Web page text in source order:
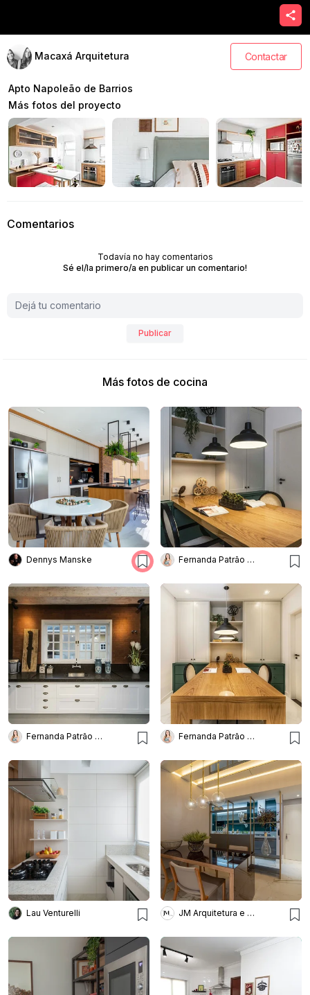
Macaxá Arquitetura Contactar
Apto Napoleão de Barrios
Más fotos del proyecto
Comentarios
Todavía no hay comentarios
Sé el/la primero/a en publicar un comentario!
Publicar
Más fotos de cocina
Dennys Manske Fernanda Patrão Interiores
Fernanda Patrão Interiores Fernanda Patrão Interiores
Lau Venturelli JM Arquitetura e Interiores